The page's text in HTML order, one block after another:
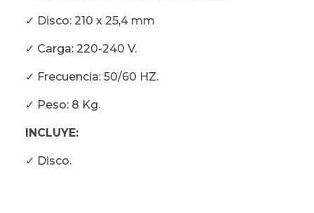
✓ Disco: 210 x 25,4 mm
✓ Carga: 220-240 V.
✓ Frecuencia: 50/60 HZ.
✓ Peso: 8 Kg.
INCLUYE:
✓ Disco.